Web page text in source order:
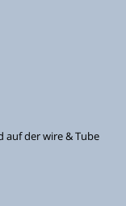
auf der wire & Tube